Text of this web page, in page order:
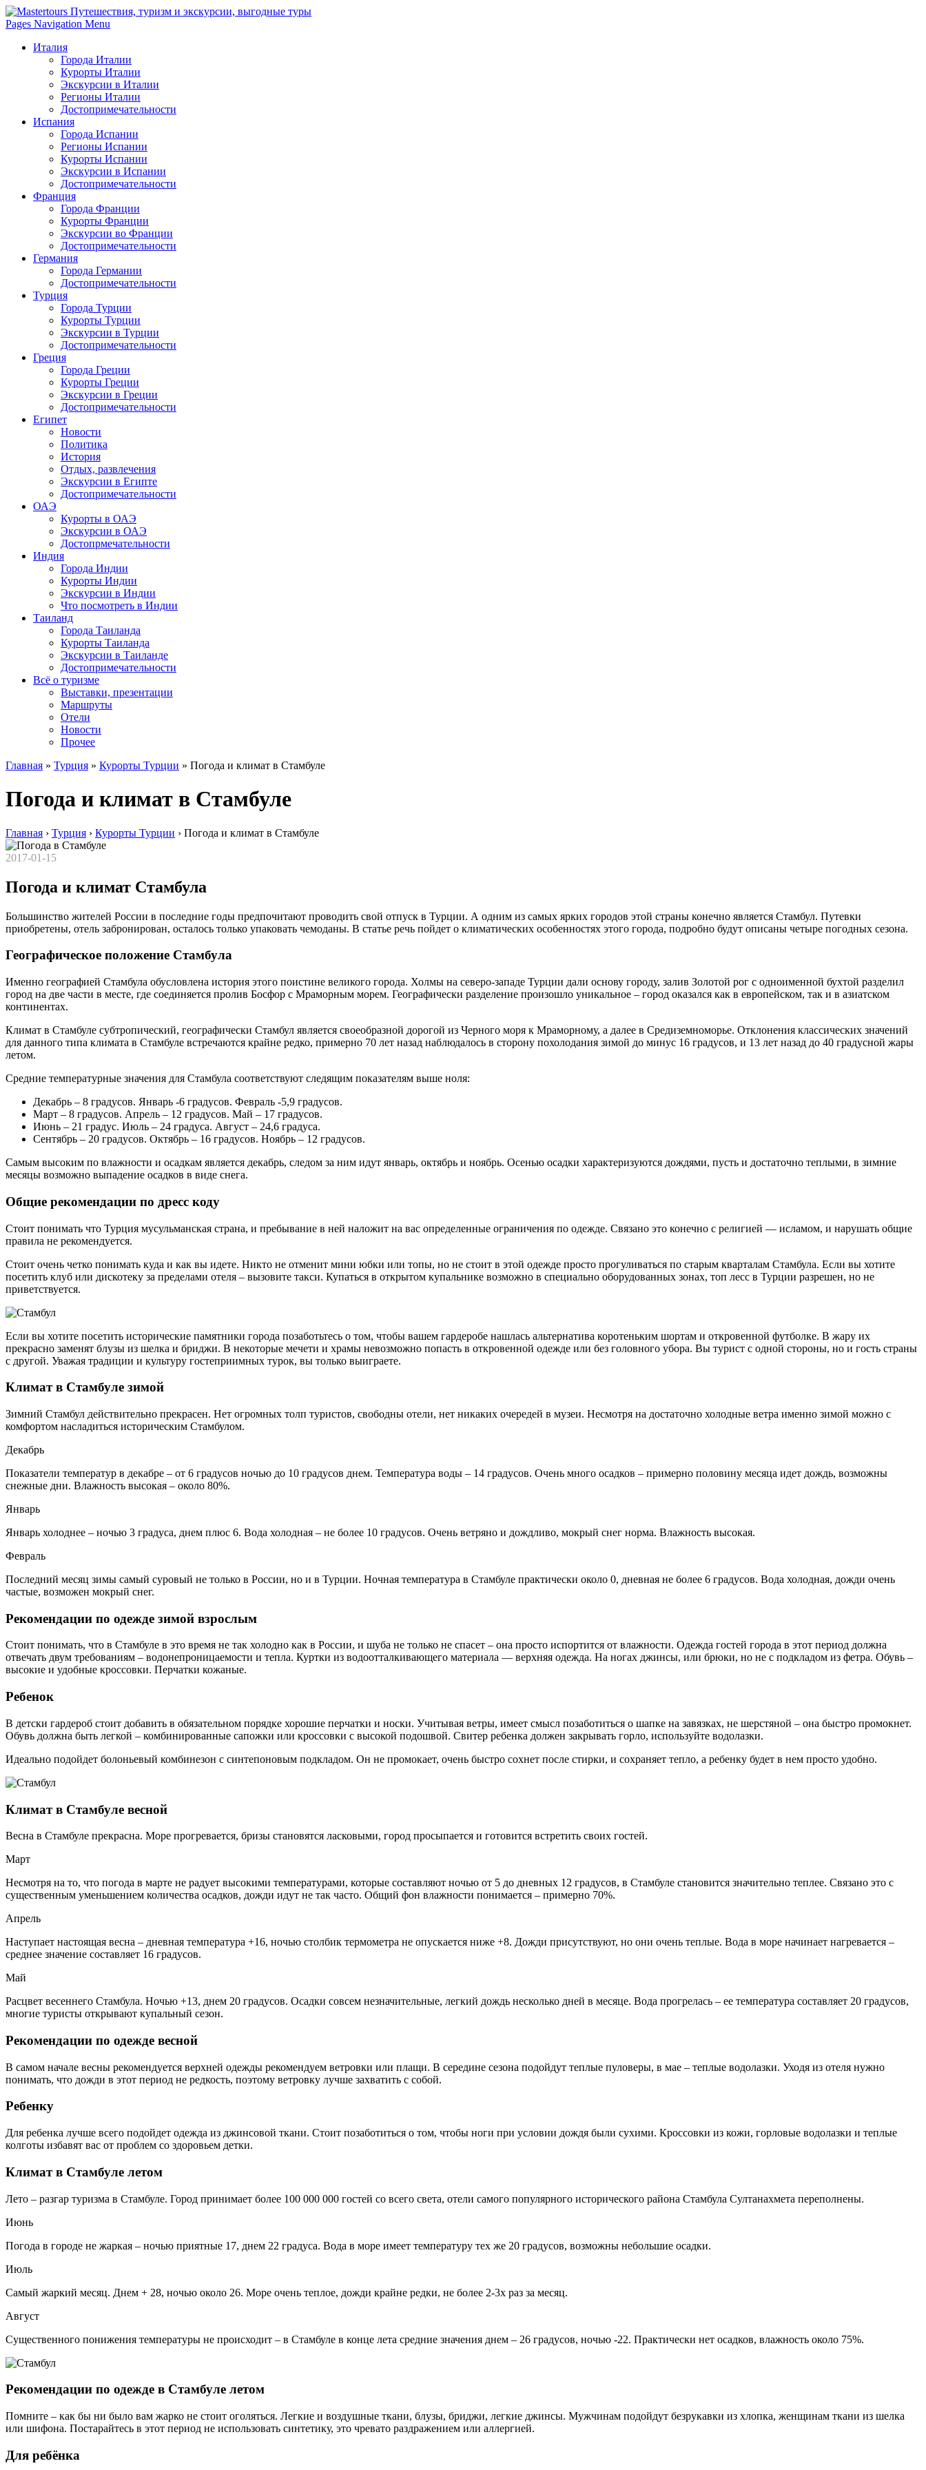
Pages Navigation Menu
Италия
Города Италии
Курорты Италии
Экскурсии в Италии
Регионы Италии
Достопримечательности
Испания
Города Испании
Регионы Испании
Курорты Испании
Экскурсии в Испании
Достопримечательности
Франция
Города Франции
Курорты Франции
Экскурсии во Франции
Достопримечательности
Германия
Города Германии
Достопримечательности
Турция
Города Турции
Курорты Турции
Экскурсии в Турции
Достопримечательности
Греция
Города Греции
Курорты Греции
Экскурсии в Греции
Достопримечательности
Египет
Новости
Политика
История
Отдых, развлечения
Экскурсии в Египте
Достопримечательности
ОАЭ
Курорты в ОАЭ
Экскурсии в ОАЭ
Достопрмечательности
Индия
Города Индии
Курорты Индии
Экскурсии в Индии
Что посмотреть в Индии
Таиланд
Города Таиланда
Курорты Таиланда
Экскурсии в Таиланде
Достопримечательности
Всё о туризме
Выставки, презентации
Маршруты
Отели
Новости
Прочее
Главная » Турция » Курорты Турции » Погода и климат в Стамбуле
Погода и климат в Стамбуле
Главная › Турция › Курорты Турции › Погода и климат в Стамбуле
2017-01-15
Погода и климат Стамбула
Большинство жителей России в последние годы предпочитают проводить свой отпуск в Турции. А одним из самых ярких городов этой страны конечно является Стамбул. Путевки
приобретены, отель забронирован, осталось только упаковать чемоданы. В статье речь пойдет о климатических особенностях этого города, подробно будут описаны четыре погодных сезона.
Географическое положение Стамбула
Именно географией Стамбула обусловлена история этого поистине великого города. Холмы на северо-западе Турции дали основу городу, залив Золотой рог с одноименной бухтой разделил
город на две части в месте, где соединяется пролив Босфор с Мраморным морем. Географически разделение произошло уникальное – город оказался как в европейском, так и в азиатском
континентах.
Климат в Стамбуле субтропический, географически Стамбул является своеобразной дорогой из Черного моря к Мраморному, а далее в Средиземноморье. Отклонения классических значений
для данного типа климата в Стамбуле встречаются крайне редко, примерно 70 лет назад наблюдалось в сторону похолодания зимой до минус 16 градусов, и 13 лет назад до 40 градусной жары
летом.
Средние температурные значения для Стамбула соответствуют следящим показателям выше ноля:
Декабрь – 8 градусов. Январь -6 градусов. Февраль -5,9 градусов.
Март – 8 градусов. Апрель – 12 градусов. Май – 17 градусов.
Июнь – 21 градус. Июль – 24 градуса. Август – 24,6 градуса.
Сентябрь – 20 градусов. Октябрь – 16 градусов. Ноябрь – 12 градусов.
Самым высоким по влажности и осадкам является декабрь, следом за ним идут январь, октябрь и ноябрь. Осенью осадки характеризуются дождями, пусть и достаточно теплыми, в зимние
месяцы возможно выпадение осадков в виде снега.
Общие рекомендации по дресс коду
Стоит понимать что Турция мусульманская страна, и пребывание в ней наложит на вас определенные ограничения по одежде. Связано это конечно с религией — исламом, и нарушать общие
правила не рекомендуется.
Стоит очень четко понимать куда и как вы идете. Никто не отменит мини юбки или топы, но не стоит в этой одежде просто прогуливаться по старым кварталам Стамбула. Если вы хотите
посетить клуб или дискотеку за пределами отеля – вызовите такси. Купаться в открытом купальнике возможно в специально оборудованных зонах, топ лесс в Турции разрешен, но не
приветствуется.
Если вы хотите посетить исторические памятники города позаботьтесь о том, чтобы вашем гардеробе нашлась альтернатива коротеньким шортам и откровенной футболке. В жару их
прекрасно заменят блузы из шелка и бриджи. В некоторые мечети и храмы невозможно попасть в откровенной одежде или без головного убора. Вы турист с одной стороны, но и гость страны
с другой. Уважая традиции и культуру гостеприимных турок, вы только выиграете.
Климат в Стамбуле зимой
Зимний Стамбул действительно прекрасен. Нет огромных толп туристов, свободны отели, нет никаких очередей в музеи. Несмотря на достаточно холодные ветра именно зимой можно с
комфортом насладиться историческим Стамбулом.
Декабрь
Показатели температур в декабре – от 6 градусов ночью до 10 градусов днем. Температура воды – 14 градусов. Очень много осадков – примерно половину месяца идет дождь, возможны
снежные дни. Влажность высокая – около 80%.
Январь
Январь холоднее – ночью 3 градуса, днем плюс 6. Вода холодная – не более 10 градусов. Очень ветряно и дождливо, мокрый снег норма. Влажность высокая.
Февраль
Последний месяц зимы самый суровый не только в России, но и в Турции. Ночная температура в Стамбуле практически около 0, дневная не более 6 градусов. Вода холодная, дожди очень
частые, возможен мокрый снег.
Рекомендации по одежде зимой взрослым
Стоит понимать, что в Стамбуле в это время не так холодно как в России, и шуба не только не спасет – она просто испортится от влажности. Одежда гостей города в этот период должна
отвечать двум требованиям – водонепроницаемости и тепла. Куртки из водоотталкивающего материала — верхняя одежда. На ногах джинсы, или брюки, но не с подкладом из фетра. Обувь –
высокие и удобные кроссовки. Перчатки кожаные.
Ребенок
В детски гардероб стоит добавить в обязательном порядке хорошие перчатки и носки. Учитывая ветры, имеет смысл позаботиться о шапке на завязках, не шерстяной – она быстро промокнет.
Обувь должна быть легкой – комбинированные сапожки или кроссовки с высокой подошвой. Свитер ребенка должен закрывать горло, используйте водолазки.
Идеально подойдет болоньевый комбинезон с синтепоновым подкладом. Он не промокает, очень быстро сохнет после стирки, и сохраняет тепло, а ребенку будет в нем просто удобно.
Климат в Стамбуле весной
Весна в Стамбуле прекрасна. Море прогревается, бризы становятся ласковыми, город просыпается и готовится встретить своих гостей.
Март
Несмотря на то, что погода в марте не радует высокими температурами, которые составляют ночью от 5 до дневных 12 градусов, в Стамбуле становится значительно теплее. Связано это с
существенным уменьшением количества осадков, дожди идут не так часто. Общий фон влажности понимается – примерно 70%.
Апрель
Наступает настоящая весна – дневная температура +16, ночью столбик термометра не опускается ниже +8. Дожди присутствуют, но они очень теплые. Вода в море начинает нагревается –
среднее значение составляет 16 градусов.
Май
Расцвет весеннего Стамбула. Ночью +13, днем 20 градусов. Осадки совсем незначительные, легкий дождь несколько дней в месяце. Вода прогрелась – ее температура составляет 20 градусов,
многие туристы открывают купальный сезон.
Рекомендации по одежде весной
В самом начале весны рекомендуется верхней одежды рекомендуем ветровки или плащи. В середине сезона подойдут теплые пуловеры, в мае – теплые водолазки. Уходя из отеля нужно
понимать, что дожди в этот период не редкость, поэтому ветровку лучше захватить с собой.
Ребенку
Для ребенка лучше всего подойдет одежда из джинсовой ткани. Стоит позаботиться о том, чтобы ноги при условии дождя были сухими. Кроссовки из кожи, горловые водолазки и теплые
колготы избавят вас от проблем со здоровьем детки.
Климат в Стамбуле летом
Лето – разгар туризма в Стамбуле. Город принимает более 100 000 000 гостей со всего света, отели самого популярного исторического района Стамбула Султанахмета переполнены.
Июнь
Погода в городе не жаркая – ночью приятные 17, днем 22 градуса. Вода в море имеет температуру тех же 20 градусов, возможны небольшие осадки.
Июль
Самый жаркий месяц. Днем + 28, ночью около 26. Море очень теплое, дожди крайне редки, не более 2-3х раз за месяц.
Август
Существенного понижения температуры не происходит – в Стамбуле в конце лета средние значения днем – 26 градусов, ночью -22. Практически нет осадков, влажность около 75%.
Рекомендации по одежде в Стамбуле летом
Помните – как бы ни было вам жарко не стоит оголяться. Легкие и воздушные ткани, блузы, бриджи, легкие джинсы. Мужчинам подойдут безрукавки из хлопка, женщинам ткани из шелка
или шифона. Постарайтесь в этот период не использовать синтетику, это чревато раздражением или аллергией.
Для ребёнка